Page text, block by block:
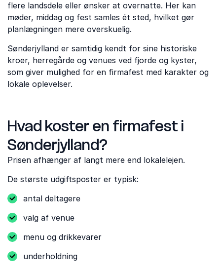
flere landsdele eller ønsker at overnatte. Her kan
møder, middag og fest samles ét sted, hvilket gør
planlægningen mere overskuelig.
Sønderjylland er samtidig kendt for sine historiske
kroer, herregårde og venues ved fjorde og kyster,
som giver mulighed for en firmafest med karakter og
lokale oplevelser.
Hvad koster en firmafest i
Sønderjylland?
Prisen afhænger af langt mere end lokalelejen.
De største udgiftsposter er typisk:
antal deltagere
valg af venue
menu og drikkevarer
underholdning